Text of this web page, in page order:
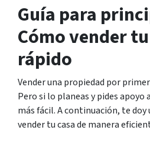
Guía para
Cómo vender
rápido
Vender una propiedad por
Pero si lo planeas y pides apoyo
más fácil. A continuación, te doy
vender tu casa de manera